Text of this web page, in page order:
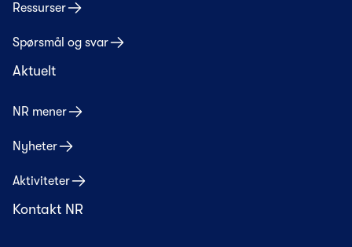
Ressurser
Spørsmål og svar
Aktuelt
NR mener
Nyheter
Aktiviteter
Kontakt NR